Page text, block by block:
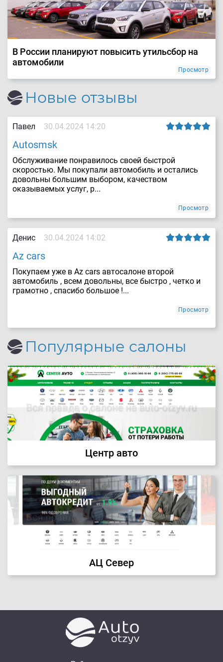
В России планируют повысить утильсбор на
автомобили
Просмотр
Новые отзывы
Павел 30.04.2024 14:20
Autosmsk
Обслуживание понравилось своей быстрой
скоростью. Мы покупали автомобиль и остались
довольны большим выбором, качеством
оказываемых услуг, р...
Просмотр
Денис 30.04.2024 14:02
Az cars
Покупаем уже в Az cars автосалоне второй
автомобиль , всем довольны, все быстро , четко и
грамотно , спасибо большое !...
Просмотр
Популярные салоны
Центр авто
АЦ Север